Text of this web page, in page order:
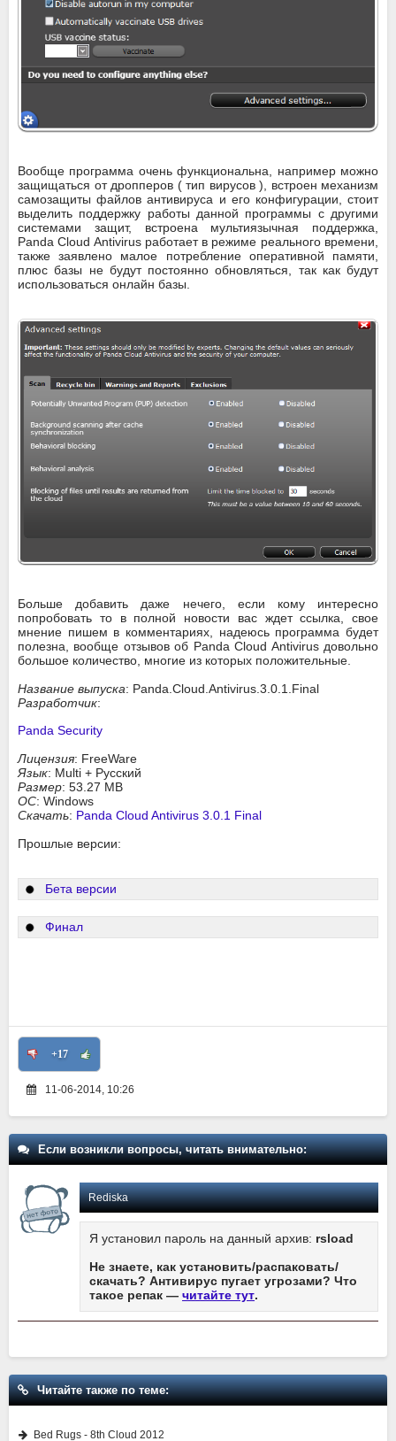
Вообще программа очень функциональна, например можно
защищаться от дропперов ( тип вирусов ), встроен механизм
самозащиты файлов антивируса и его конфигурации, стоит
выделить поддержку работы данной программы с другими
системами защит, встроена мультиязычная поддержка,
Panda Cloud Antivirus работает в режиме реального времени,
также заявлено малое потребление оперативной памяти,
плюс базы не будут постоянно обновляться, так как будут
использоваться онлайн базы.
Больше добавить даже нечего, если кому интересно
попробовать то в полной новости вас ждет ссылка, свое
мнение пишем в комментариях, надеюсь программа будет
полезна, вообще отзывов об Panda Cloud Antivirus довольно
большое количество, многие из которых положительные.
Название выпуска: Panda.Cloud.Antivirus.3.0.1.Final
Разработчик:
Panda Security
Лицензия: FreeWare
Язык: Multi + Русский
Размер: 53.27 MB
ОС: Windows
Скачать: Panda Cloud Antivirus 3.0.1 Final
Прошлые версии:
Бета версии
Финал
+17
11-06-2014, 10:26
Если возникли вопросы, читать внимательно:
Rediska
Я установил пароль на данный архив: rsload
Не знаете, как установить/распаковать/
скачать? Антивирус пугает угрозами? Что
такое репак — читайте тут.
Читайте также по теме:
Bed Rugs - 8th Cloud 2012